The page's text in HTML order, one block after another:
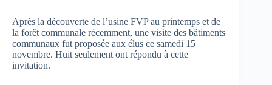
Après la découverte de l’usine FVP au printemps et de
la forêt communale récemment, une visite des bâtiments
communaux fut proposée aux élus ce samedi 15
novembre. Huit seulement ont répondu à cette
invitation.